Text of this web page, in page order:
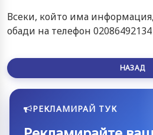
Всеки, който има
обади на телефон 02086492134
НАЗАД
РЕКЛАМИРАЙ ТУК